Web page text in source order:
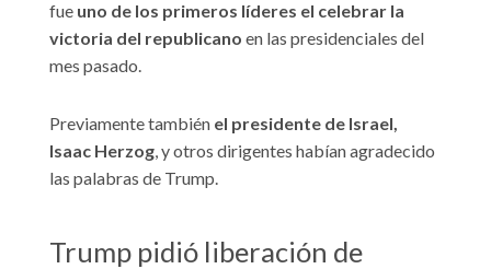
fue uno de los primeros líderes el celebrar la
victoria del republicano en las presidenciales del
mes pasado.
Previamente también el presidente de Israel,
Isaac Herzog, y otros dirigentes habían agradecido
las palabras de Trump.
Trump pidió liberación de